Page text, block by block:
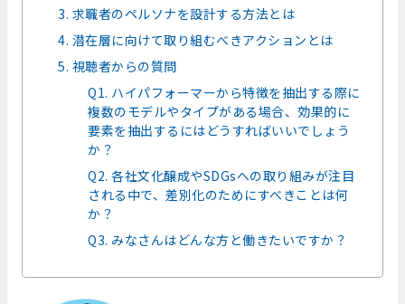
3. 求職者のペルソナを設計する方法とは
4. 潜在層に向けて取り組むべきアクションとは
5. 視聴者からの質問
Q1. ハイパフォーマーから特徴を抽出する際に
複数のモデルやタイプがある場合、効果的に
要素を抽出するにはどうすればいいでしょう
か？
Q2. 各社文化醸成やSDGsへの取り組みが注目
される中で、差別化のためにすべきことは何
か？
Q3. みなさんはどんな方と働きたいですか？